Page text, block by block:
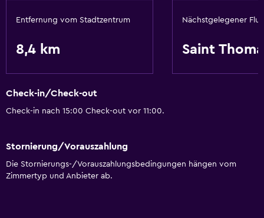
Entfernung vom Stadtzentrum
8,4 km
Nächstgelegener
Saint
Check-in/Check-out
Check-in nach 15:00 Check-out vor 11:00.
Stornierung/Vorauszahlung
Die Stornierungs-/Vorauszahlungsbedingungen hängen vom
Zimmertyp und Anbieter ab.